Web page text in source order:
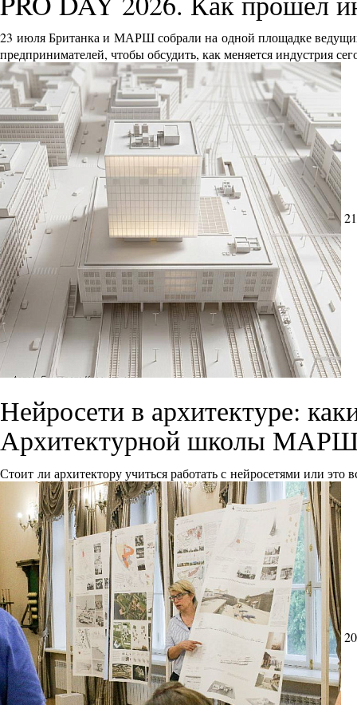
23 июля Британка и МАРШ собрали на одной площадке
предпринимателей, чтобы обсудить, как меняется индустрия
Нейросети в архитектуре:
Архитектурной школы
Стоит ли архитектору учиться работать с нейросетями или это